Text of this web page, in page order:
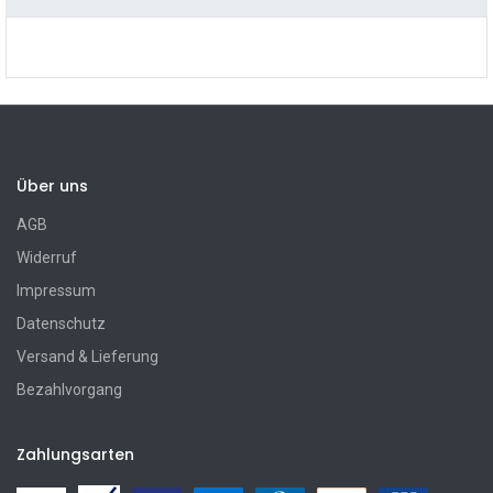
Über uns
AGB
Widerruf
Impressum
Datenschutz
Versand & Lieferung
Bezahlvorgang
Zahlungsarten